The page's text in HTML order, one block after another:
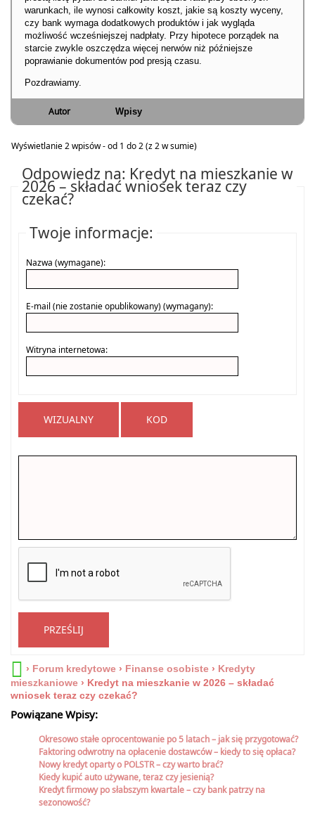
warunkach, ile wynosi całkowity koszt, jakie są koszty wyceny,
czy bank wymaga dodatkowych produktów i jak wygląda
możliwość wcześniejszej nadpłaty. Przy hipotece porządek na
starcie zwykle oszczędza więcej nerwów niż późniejsze
poprawianie dokumentów pod presją czasu.
Pozdrawiamy.
Autor Wpisy
Wyświetlanie 2 wpisów - od 1 do 2 (z 2 w sumie)
Odpowiedz na: Kredyt na mieszkanie w
2026 – składać wniosek teraz czy
czekać?
Twoje informacje:
Nazwa (wymagane):
E-mail (nie zostanie opublikowany) (wymagany):
Witryna internetowa:
WIZUALNY KOD
PRZEŚLIJ
› Forum kredytowe › Finanse osobiste › Kredyty
mieszkaniowe › Kredyt na mieszkanie w 2026 – składać
wniosek teraz czy czekać?
Powiązane Wpisy:
Okresowo stałe oprocentowanie po 5 latach – jak się przygotować?
Faktoring odwrotny na opłacenie dostawców – kiedy to się opłaca?
Nowy kredyt oparty o POLSTR – czy warto brać?
Kiedy kupić auto używane, teraz czy jesienią?
Kredyt firmowy po słabszym kwartale – czy bank patrzy na
sezonowość?